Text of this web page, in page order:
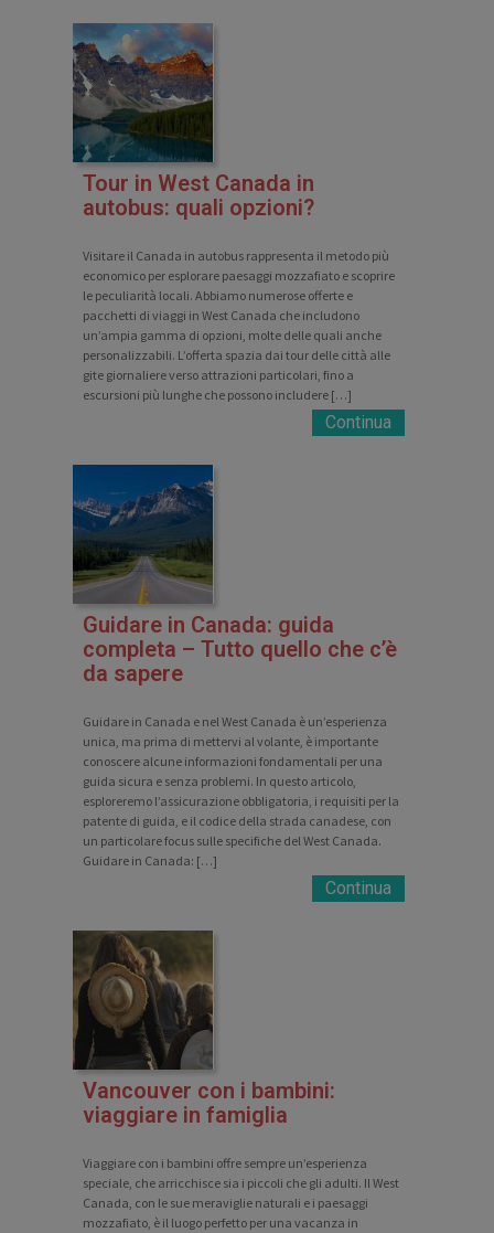
Tour in West Canada in
autobus: quali opzioni?
Visitare il Canada in autobus rappresenta il metodo più
economico per esplorare paesaggi mozzafiato e scoprire
le peculiarità locali. Abbiamo numerose offerte e
pacchetti di viaggi in West Canada che includono
un’ampia gamma di opzioni, molte delle quali anche
personalizzabili. L’offerta spazia dai tour delle città alle
gite giornaliere verso attrazioni particolari, fino a
escursioni più lunghe che possono includere […]
Continua
Guidare in Canada: guida
completa – Tutto quello che c’è
da sapere
Guidare in Canada e nel West Canada è un’esperienza
unica, ma prima di mettervi al volante, è importante
conoscere alcune informazioni fondamentali per una
guida sicura e senza problemi. In questo articolo,
esploreremo l’assicurazione obbligatoria, i requisiti per la
patente di guida, e il codice della strada canadese, con
un particolare focus sulle specifiche del West Canada.
Guidare in Canada: […]
Continua
Vancouver con i bambini:
viaggiare in famiglia
Viaggiare con i bambini offre sempre un’esperienza
speciale, che arricchisce sia i piccoli che gli adulti. Il West
Canada, con le sue meraviglie naturali e i paesaggi
mozzafiato, è il luogo perfetto per una vacanza in